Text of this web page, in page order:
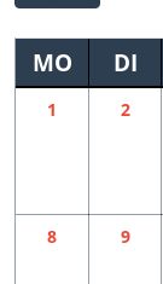
MO DI
1 2
8 9